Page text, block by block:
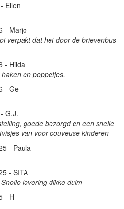
Ellen
- Marjo
verpakt dat het door de brievenbus
- Hilda
en poppetjes.
- Ge
G.J.
goede bezorgd en een snelle
van voor couveuse kinderen
- Paula
- SITA
levering dikke duim
- H